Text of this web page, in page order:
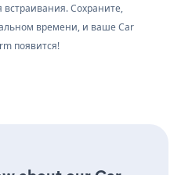
Сохраните,
времени, и ваше Car
появится!